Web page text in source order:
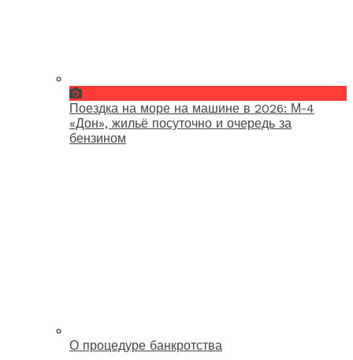
Поездка на море на машине в 2026: М-4
«Дон», жильё посуточно и очередь за
бензином
О процедуре банкротства